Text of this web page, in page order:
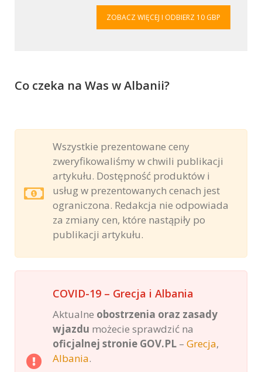
ZOBACZ WIĘCEJ I ODBIERZ 10 GBP
Co czeka na Was w Albanii?
Wszystkie prezentowane ceny
zweryfikowaliśmy w chwili publikacji
artykułu. Dostępność produktów i
usług w prezentowanych cenach jest
ograniczona. Redakcja nie odpowiada
za zmiany cen, które nastąpiły po
publikacji artykułu.
COVID-19 – Grecja i Albania
Aktualne obostrzenia oraz zasady
wjazdu możecie sprawdzić na
oficjalnej stronie GOV.PL – Grecja,
Albania.